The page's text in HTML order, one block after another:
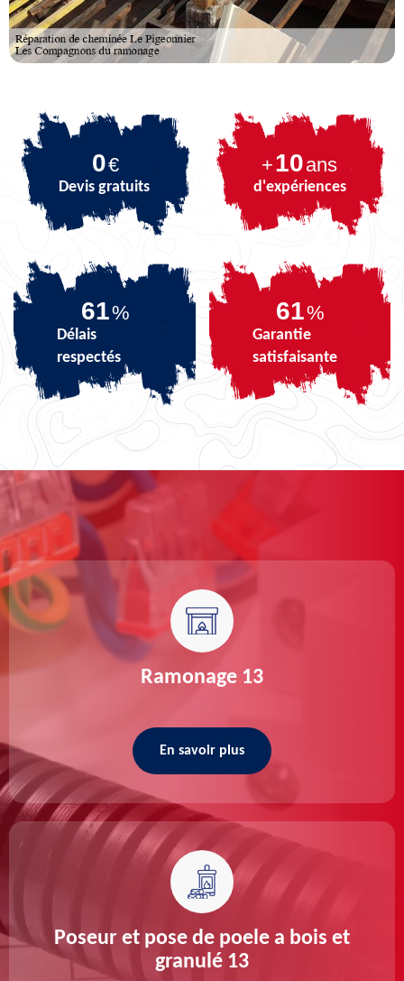
0€
Devis gratuits
+10ans
d'expériences
74%
Délais
respectés
74%
Garantie
satisfaisante
Ramonage 13
En savoir plus
Poseur et pose de poele a bois et
granulé 13